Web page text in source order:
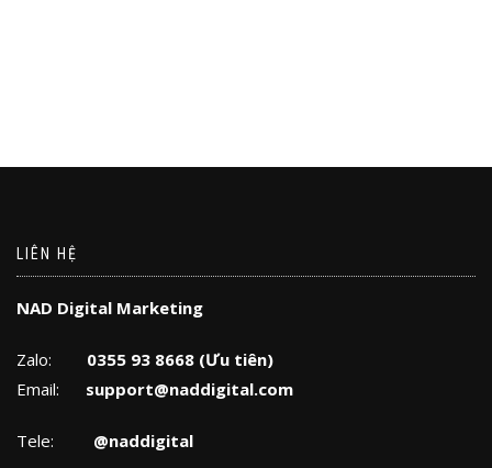
LIÊN HỆ
NAD Digital Marketing
Zalo: 0355 93 8668 (Ưu tiên)
Email: support@naddigital.com
Tele: @naddigital